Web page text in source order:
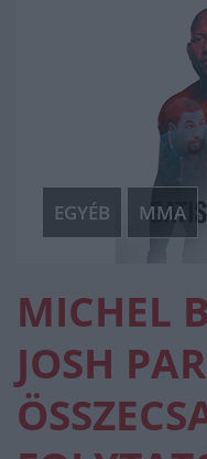
EGYÉB MMA
MICHEL
JOSH